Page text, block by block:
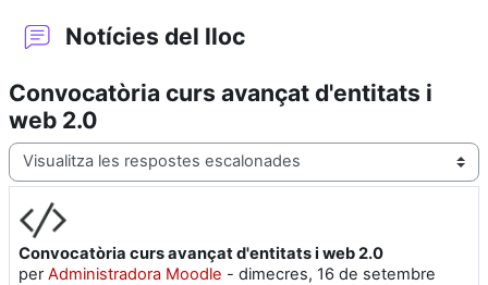
Notícies del lloc
Convocatòria curs avançat d'entitats i
web 2.0
Mode de visualització
Convocatòria curs avançat d'entitats i web 2.0
perAdministradora Moodle - dimecres, 16 de setembre
Nombre de respostes: 0